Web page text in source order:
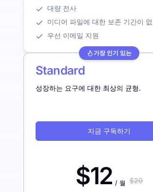
대량 전사
미디어 파일에 대한 보존 기간이
우선 이메일 지원
가장 인기 있는
Standard
성장하는 요구에 대한 최상의 균형.
지금 구독하기
$12 / 월 $20